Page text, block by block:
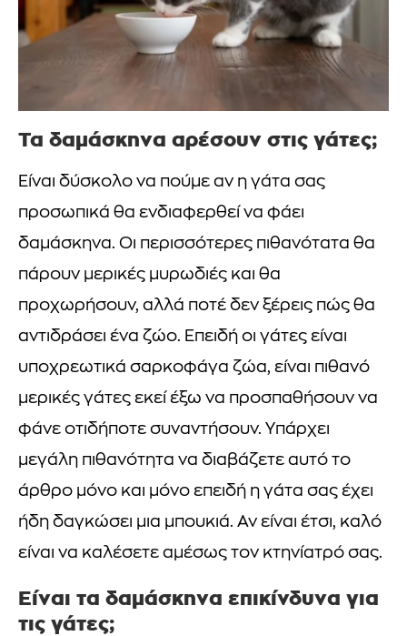
Τα δαμάσκηνα αρέσουν στις γάτες;
Είναι δύσκολο να πούμε αν η γάτα σας
προσωπικά θα ενδιαφερθεί να φάει
δαμάσκηνα. Οι περισσότερες πιθανότατα θα
πάρουν μερικές μυρωδιές και θα
προχωρήσουν, αλλά ποτέ δεν ξέρεις πώς θα
αντιδράσει ένα ζώο. Επειδή οι γάτες είναι
υποχρεωτικά σαρκοφάγα ζώα, είναι πιθανό
μερικές γάτες εκεί έξω να προσπαθήσουν να
φάνε οτιδήποτε συναντήσουν. Υπάρχει
μεγάλη πιθανότητα να διαβάζετε αυτό το
άρθρο μόνο και μόνο επειδή η γάτα σας έχει
ήδη δαγκώσει μια μπουκιά. Αν είναι έτσι, καλό
είναι να καλέσετε αμέσως τον κτηνίατρό σας.
Είναι τα δαμάσκηνα επικίνδυνα για
τις γάτες;